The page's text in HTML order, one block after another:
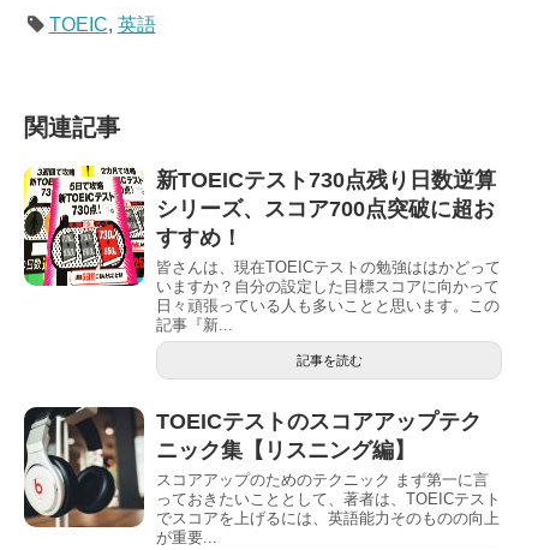
TOEIC, 英語
関連記事
新TOEICテスト730点残り日数逆算
シリーズ、スコア700点突破に超お
すすめ！
皆さんは、現在TOEICテストの勉強ははかどって
いますか？自分の設定した目標スコアに向かって
日々頑張っている人も多いことと思います。この
記事『新...
記事を読む
TOEICテストのスコアアップテク
ニック集【リスニング編】
スコアアップのためのテクニック まず第一に言
っておきたいこととして、著者は、TOEICテスト
でスコアを上げるには、英語能力そのものの向上
が重要...